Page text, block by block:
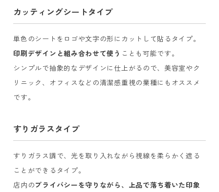
カッティングシートタイプ
単色のシートをロゴや文字の形にカットして貼るタイプ。
印刷デザインと組み合わせて使う ことも可能です。
シンプルで抽象的なデザインに仕上がるので、美容室やク
リニック、オフィスなどの清潔感重視の業種にもオススメ
です。
すりガラスタイプ
すりガラス調で、光を取り入れながら視線を柔らかく遮る
ことができるタイプ。
店内のプライバシーを守りながら、上品で落ち着いた印象